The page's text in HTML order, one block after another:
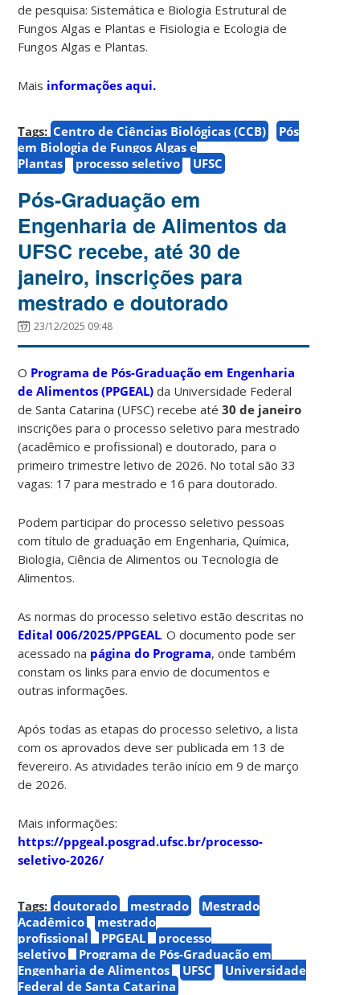
de pesquisa: Sistemática e Biologia Estrutural de
Fungos Algas e Plantas e Fisiologia e Ecologia de
Fungos Algas e Plantas.
Mais informações aqui.
Tags: Centro de Ciências Biológicas (CCB)
Pós
em Biologia de Fungos Algas e
Plantas
processo seletivo UFSC
Pós-Graduação em
Engenharia de Alimentos da
UFSC recebe, até 30 de
janeiro, inscrições para
mestrado e doutorado
23/12/2025 09:48
O Programa de Pós-Graduação em Engenharia
de Alimentos (PPGEAL) da Universidade Federal
de Santa Catarina (UFSC) recebe até30 de janeiro
inscrições para o processo seletivo para mestrado
(acadêmico e profissional) e doutorado, para o
primeiro trimestre letivo de 2026. No total são 33
vagas: 17 para mestrado e 16 para doutorado.
Podem participar do processo seletivo pessoas
com título de graduação em Engenharia, Química,
Biologia, Ciência de Alimentos ou Tecnologia de
Alimentos.
As normas do processo seletivo estão descritas no
Edital 006/2025/PPGEAL. O documento pode ser
acessado na página do Programa, onde também
constam os links para envio de documentos e
outras informações.
Após todas as etapas do processo seletivo, a lista
com os aprovados deve ser publicada em 13 de
fevereiro. As atividades terão início em 9 de março
de 2026.
Mais informações:
https://ppgeal.posgrad.ufsc.br/processo-
seletivo-2026/
Tags: doutorado mestrado
Mestrado
Acadêmico
mestrado
profissional
PPGEAL
processo
seletivo
Programa de Pós-Graduação em
Engenharia de Alimentos
UFSC
Universidade
Federal de Santa Catarina